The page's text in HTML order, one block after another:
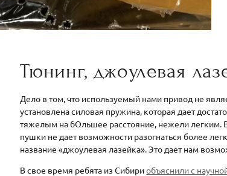
Тюнинг, джоулевая
Дело в том, что используемый нами привод не
установлена силовая пружина, которая дает
тяжелым на бОльшее расстояние, нежели легким.
пушки не дает возможности разогнаться более
название «джоулевая лазейка». Это дает нам
В свое время ребята из Сибириобъяснили с